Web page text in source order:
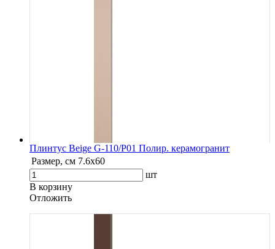
Плинтус Beige G-110/P01 Полир. керамогранит
Размер, см 7.6х60
шт
В корзину
Oтложить